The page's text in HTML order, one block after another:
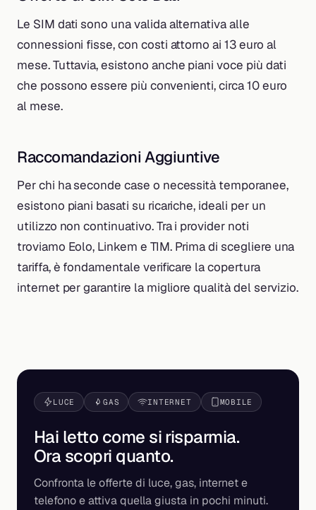
Le SIM dati sono una valida alternativa alle
connessioni fisse, con costi attorno ai 13 euro al
mese. Tuttavia, esistono anche piani voce più dati
che possono essere più convenienti, circa 10 euro
al mese.
Raccomandazioni Aggiuntive
Per chi ha seconde case o necessità temporanee,
esistono piani basati su ricariche, ideali per un
utilizzo non continuativo. Tra i provider noti
troviamo Eolo, Linkem e TIM. Prima di scegliere una
tariffa, è fondamentale verificare la copertura
internet per garantire la migliore qualità del servizio.
LUCE GAS INTERNET MOBILE
Hai letto come si risparmia.
Ora scopri quanto.
Confronta le offerte di luce, gas, internet e
telefono e attiva quella giusta in pochi minuti.